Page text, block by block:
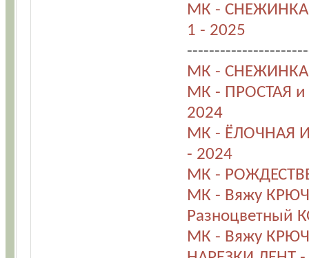
МК - СНЕЖИНКА
1 - 2025
МК - СНЕЖИНКА
МК - ПРОСТАЯ
2024
МК - ЁЛОЧНАЯ
- 2024
МК -
МК - Вяжу
Разноцветный
МК - Вяжу